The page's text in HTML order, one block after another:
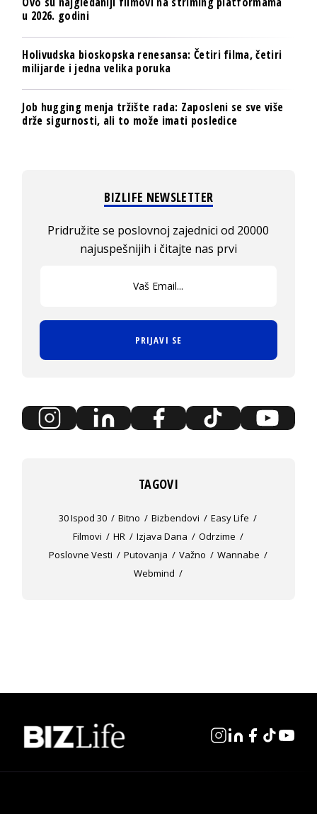
u 2026. godini
Holivudska bioskopska renesansa: Četiri filma, četiri
milijarde i jedna velika poruka
Job hugging menja tržište rada: Zaposleni se sve više
drže sigurnosti, ali to može imati posledice
BIZLIFE NEWSLETTER
Pridružite se poslovnoj zajednici od 20000
najuspešnijih i čitajte nas prvi
PRIJAVI SE
TAGOVI
30 Ispod 30 Bitno Bizbendovi
Easy Life
Filmovi
HR Izjava Dana
Odrzime
Poslovne Vesti
Putovanja Važno
Wannabe
Webmind